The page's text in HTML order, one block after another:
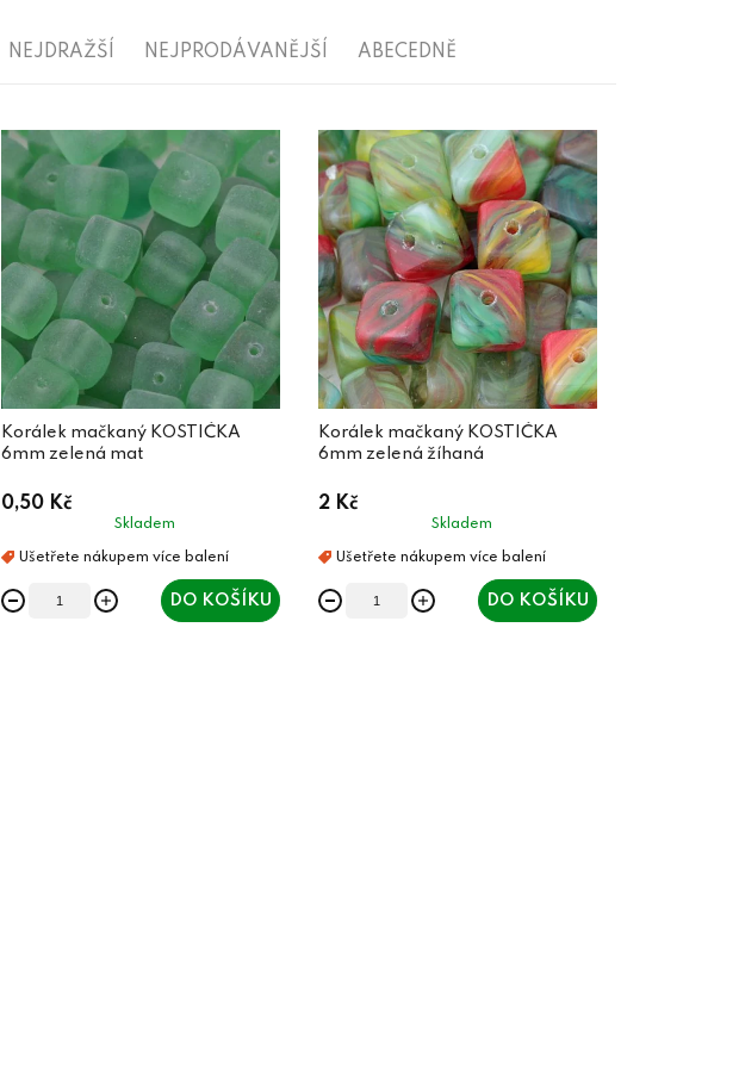
NEJDRAŽŠÍ NEJPRODÁVANĚJŠÍ ABECEDNĚ
Korálek mačkaný KOSTIČKA
6mm zelená mat
0,50 Kč
Skladem
DO KOŠÍKU
Korálek mačkaný KOSTIČKA
6mm zelená žíhaná
2 Kč
Skladem
DO KOŠÍKU